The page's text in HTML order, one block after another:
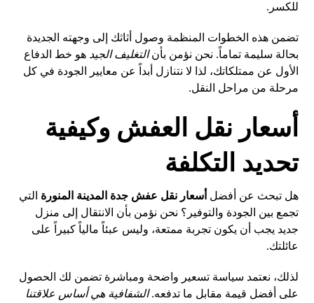
للكسر.
تضمن هذه الخطوات المنظمة وصول أثاثك إلى وجهته الجديدة
بحالة سليمة تماماً. نحن نؤمن بأنالتغليف الجيد هو خط الدفاع
الأول عن ممتلكاتك، لذا لا نتنازل أبداً عن معايير الجودة في كل
مرحلة من مراحل النقل.
أسعار نقل العفش وكيفية
تحديد التكلفة
هل تبحث عن أفضل أسعار نقل عفش جدة المدينة المنورة التي
تجمع بين الجودة والتوفير؟ نحن نؤمن بأن الانتقال إلى منزل
جديد يجب أن يكون تجربة ممتعة، وليس عبئاً مالياً كبيراً على
عائلتك.
لذلك، نعتمد سياسة تسعير واضحة ومباشرة تضمن لك الحصول
على أفضل قيمة مقابل ما تدفعه.الشفافية هي أساس علاقتنا